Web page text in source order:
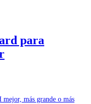
para
mejor, más grande o más